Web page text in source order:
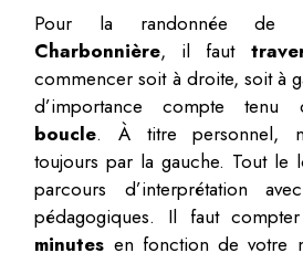
Pour la randonnée de
Charbonnière, il faut
commencer soit à droite, soit à
d’importance compte tenu
boucle. À titre personnel,
toujours par la gauche. Tout le
parcours d’interprétation
pédagogiques. Il faut
minutes en fonction de votre